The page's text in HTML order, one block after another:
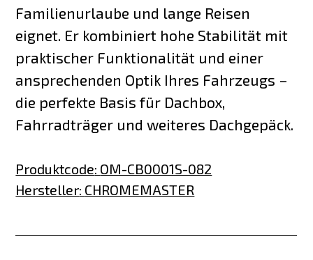
Familienurlaube und lange Reisen
eignet. Er kombiniert hohe Stabilität mit
praktischer Funktionalität und einer
ansprechenden Optik Ihres Fahrzeugs –
die perfekte Basis für Dachbox,
Fahrradträger und weiteres Dachgepäck.
Produktcode: OM-CB0001S-082
Hersteller: CHROMEMASTER